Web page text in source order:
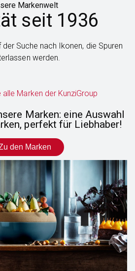
Markenwelt
seit 1936
der Suche nach Ikonen, die Spuren
werden.
alle Marken der KunziGroup
Marken: eine Auswahl
perfekt für Liebhaber!
den Marken